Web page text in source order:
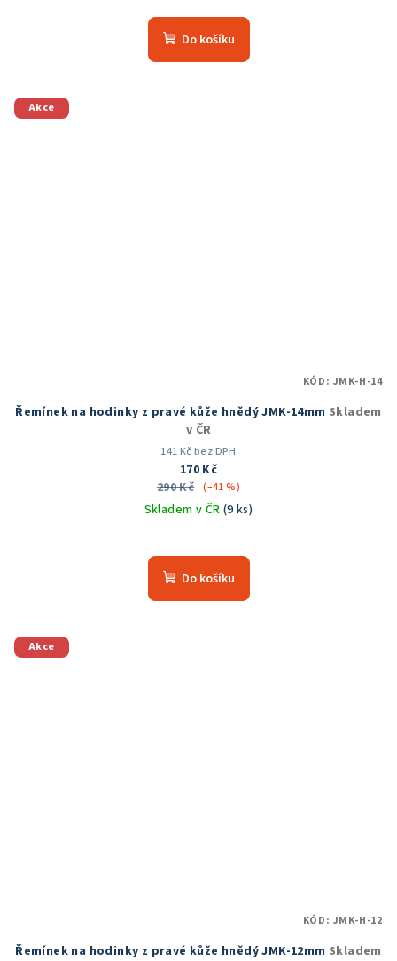
Do košíku
Akce
Řemínek na hodinky z pravé kůže hnědý JMK-14mm Skladem
v ČR
141 Kč bez DPH
170 Kč
290 Kč (–41 %)
Skladem v ČR (9 ks)
Do košíku
KÓD: JMK-H-14
Akce
Řemínek na hodinky z pravé kůže hnědý JMK-12mm Skladem
KÓD: JMK-H-12